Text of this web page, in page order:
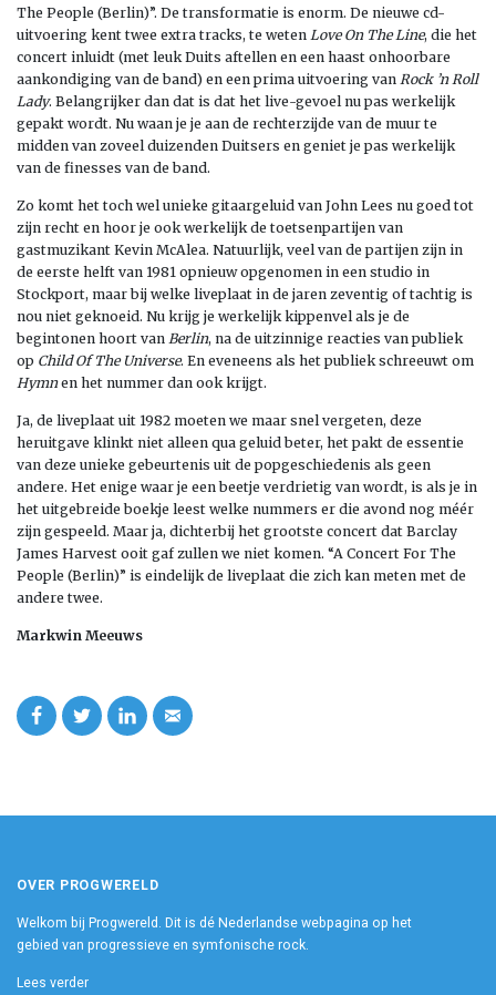
The People (Berlin)”. De transformatie is enorm. De nieuwe cd-
uitvoering kent twee extra tracks, te weten Love On The Line, die het
concert inluidt (met leuk Duits aftellen en een haast onhoorbare
aankondiging van de band) en een prima uitvoering van Rock ’n Roll
Lady. Belangrijker dan dat is dat het live-gevoel nu pas werkelijk
gepakt wordt. Nu waan je je aan de rechterzijde van de muur te
midden van zoveel duizenden Duitsers en geniet je pas werkelijk
van de finesses van de band.
Zo komt het toch wel unieke gitaargeluid van John Lees nu goed tot
zijn recht en hoor je ook werkelijk de toetsenpartijen van
gastmuzikant Kevin McAlea. Natuurlijk, veel van de partijen zijn in
de eerste helft van 1981 opnieuw opgenomen in een studio in
Stockport, maar bij welke liveplaat in de jaren zeventig of tachtig is
nou niet geknoeid. Nu krijg je werkelijk kippenvel als je de
begintonen hoort van Berlin, na de uitzinnige reacties van publiek
op Child Of The Universe. En eveneens als het publiek schreeuwt om
Hymnen het nummer dan ook krijgt.
Ja, de liveplaat uit 1982 moeten we maar snel vergeten, deze
heruitgave klinkt niet alleen qua geluid beter, het pakt de essentie
van deze unieke gebeurtenis uit de popgeschiedenis als geen
andere. Het enige waar je een beetje verdrietig van wordt, is als je in
het uitgebreide boekje leest welke nummers er die avond nog méér
zijn gespeeld. Maar ja, dichterbij het grootste concert dat Barclay
James Harvest ooit gaf zullen we niet komen. “A Concert For The
People (Berlin)” is eindelijk de liveplaat die zich kan meten met de
andere twee.
Markwin Meeuws
OVER PROGWERELD
Welkom bij Progwereld. Dit is dé Nederlandse webpagina op het
gebied van progressieve en symfonische rock.
Lees verder